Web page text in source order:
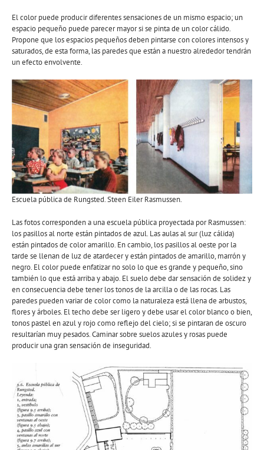
El color puede producir diferentes sensaciones de un mismo espacio; un
espacio pequeño puede parecer mayor si se pinta de un color cálido.
Propone que los espacios pequeños deben pintarse con colores intensos y
saturados, de esta forma, las paredes que están a nuestro alrededor tendrán
un efecto envolvente.
Escuela pública de Rungsted. Steen Eiler Rasmussen.
Las fotos corresponden a una escuela pública proyectada por Rasmussen:
los pasillos al norte están pintados de azul. Las aulas al sur (luz cálida)
están pintados de color amarillo. En cambio, los pasillos al oeste por la
tarde se llenan de luz de atardecer y están pintados de amarillo, marrón y
negro. El color puede enfatizar no solo lo que es grande y pequeño, sino
también lo que está arriba y abajo. El suelo debe dar sensación de solidez y
en consecuencia debe tener los tonos de la arcilla o de las rocas. Las
paredes pueden variar de color como la naturaleza está llena de arbustos,
flores y árboles. El techo debe ser ligero y debe usar el color blanco o bien,
tonos pastel en azul y rojo como reflejo del cielo; si se pintaran de oscuro
resultarían muy pesados. Caminar sobre suelos azules y rosas puede
producir una gran sensación de inseguridad.